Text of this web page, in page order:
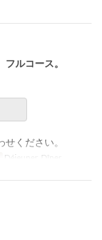
ルコース。
ください。
Déjeuner, Dîner